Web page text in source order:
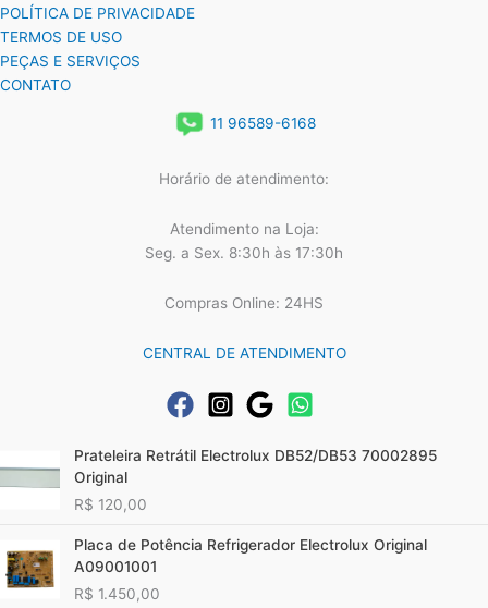
POLÍTICA DE PRIVACIDADE
TERMOS DE USO
PEÇAS E SERVIÇOS
CONTATO
11 96589-6168
Horário de atendimento:
Atendimento na Loja:
Seg. a Sex. 8:30h às 17:30h
Compras Online: 24HS
CENTRAL DE ATENDIMENTO
Prateleira Retrátil Electrolux DB52/DB53 70002895
Original
R$ 120,00
Placa de Potência Refrigerador Electrolux Original
A09001001
R$ 1.450,00